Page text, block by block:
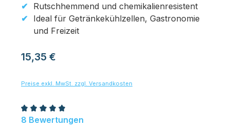
Rutschhemmend und chemikalienresistent
Ideal für Getränkekühlzellen, Gastronomie
und Freizeit
Regulärer Preis:
15,35 €
Preise exkl. MwSt. zzgl. Versandkosten
Durchschnittliche Bewertung von 5 von 5 Sternen
8 Bewertungen